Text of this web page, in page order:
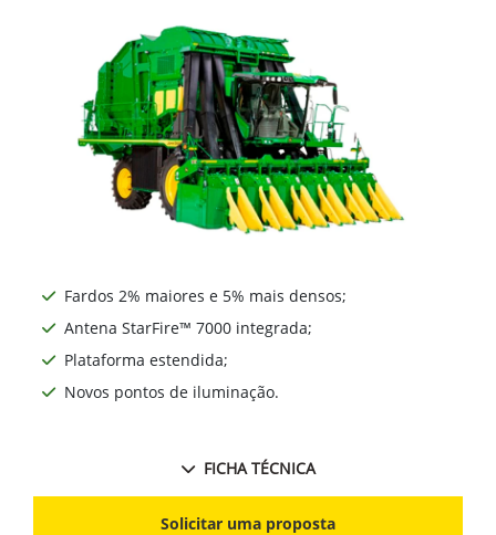
Fardos 2% maiores e 5% mais densos;
Antena StarFire™ 7000 integrada;
Plataforma estendida;
Novos pontos de iluminação.
FICHA TÉCNICA
Solicitar uma proposta